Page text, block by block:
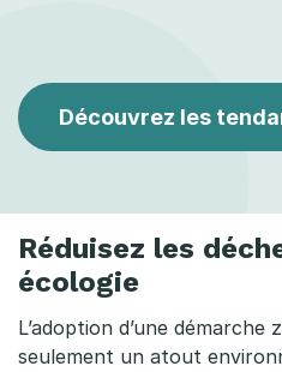
Découvrez les
Réduisez les
écologie
L’adoption d’une démarche
seulement un atout